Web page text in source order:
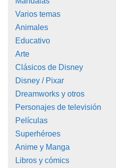
Varios temas
Animales
Educativo
Arte
Clásicos de Disney
Disney / Pixar
Dreamworks y otros
Personajes de televisión
Películas
Superhéroes
Anime y Manga
Libros y cómics